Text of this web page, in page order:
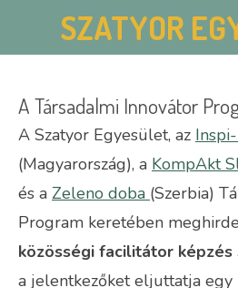
to
content
SZATYOR
A Társadalmi Innovátor
A Szatyor Egyesület, az
(Magyarország), a KompAkt
és a Zeleno doba (Szerbia)
Program keretében
közösségi facilitátor
a jelentkezőket eljuttatja egy